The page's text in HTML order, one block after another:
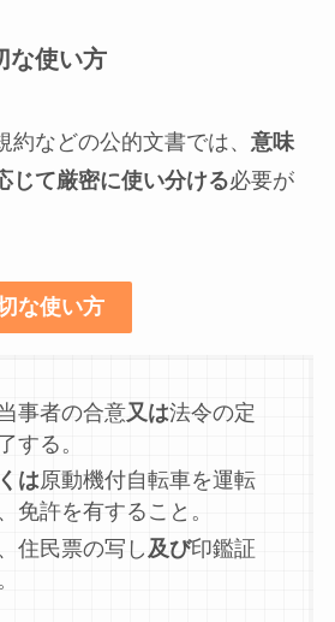
な使い方
などの公的文書では、 意味
じて厳密に使い分ける必要が
な使い方
事者の合意又は法令の定
する。
は原動機付自転車を運転
免許を有すること。
住民票の写し 及び印鑑証